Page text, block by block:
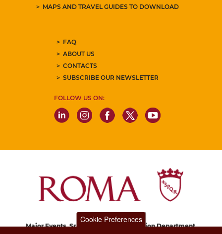
MAPS AND TRAVEL GUIDES TO DOWNLOAD
FAQ
ABOUT US
CONTACTS
SUBSCRIBE OUR NEWSLETTER
FOLLOW US ON:
Major Events, Sport, Tourism and Fashion Department.
Cookie Preferences